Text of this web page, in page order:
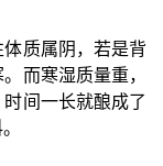
质属阴，若是背
而寒湿质量重，
间一长就酿成了